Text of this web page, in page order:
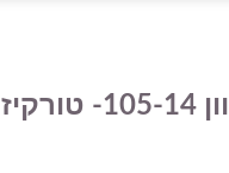
חוט כותנה- לוקסור LUXOR- גוון 105-14- טורקיז